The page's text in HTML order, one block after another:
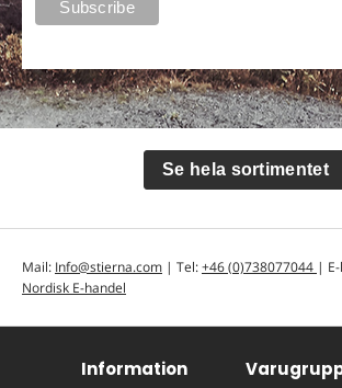
Se hela sortimentet
Mail: Info@stierna.com | Tel:+46 (0)738077044 |
Nordisk E-handel
Information